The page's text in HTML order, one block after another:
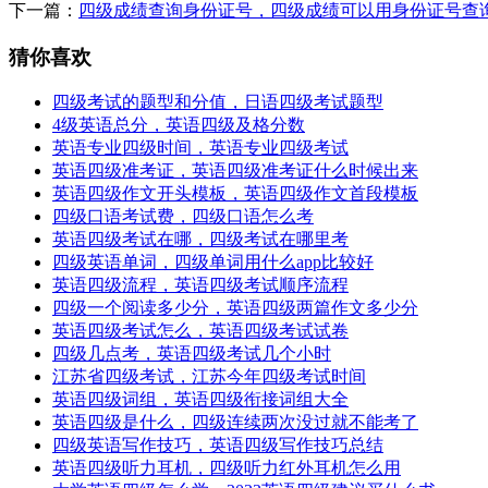
下一篇： 四级成绩查询身份证号，四级成绩可以用身份证号查
猜你喜欢
四级考试的题型和分值，日语四级考试题型
4级英语总分，英语四级及格分数
英语专业四级时间，英语专业四级考试
英语四级准考证，英语四级准考证什么时候出来
英语四级作文开头模板，英语四级作文首段模板
四级口语考试费，四级口语怎么考
英语四级考试在哪，四级考试在哪里考
四级英语单词，四级单词用什么app比较好
英语四级流程，英语四级考试顺序流程
四级一个阅读多少分，英语四级两篇作文多少分
英语四级考试怎么，英语四级考试试卷
四级几点考，英语四级考试几个小时
江苏省四级考试，江苏今年四级考试时间
英语四级词组，英语四级衔接词组大全
英语四级是什么，四级连续两次没过就不能考了
四级英语写作技巧，英语四级写作技巧总结
英语四级听力耳机，四级听力红外耳机怎么用